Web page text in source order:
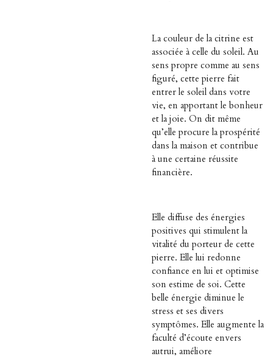
La couleur de la citrine est
associée à celle du soleil. Au
sens propre comme au sens
figuré, cette pierre fait
entrer le soleil dans votre
vie, en apportant le bonheur
et la joie. On dit même
qu’elle procure la prospérité
dans la maison et contribue
à une certaine réussite
financière.
Elle diffuse des énergies
positives qui stimulent la
vitalité du porteur de cette
pierre. Elle lui redonne
confiance en lui et optimise
son estime de soi. Cette
belle énergie diminue le
stress et ses divers
symptômes. Elle augmente la
faculté d’écoute envers
autrui, améliore